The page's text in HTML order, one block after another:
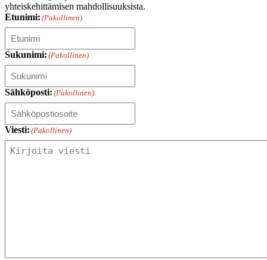
yhteiskehittämisen mahdollisuuksista.
Etunimi: (Pakollinen)
Sukunimi: (Pakollinen)
Sähköposti: (Pakollinen)
Viesti: (Pakollinen)